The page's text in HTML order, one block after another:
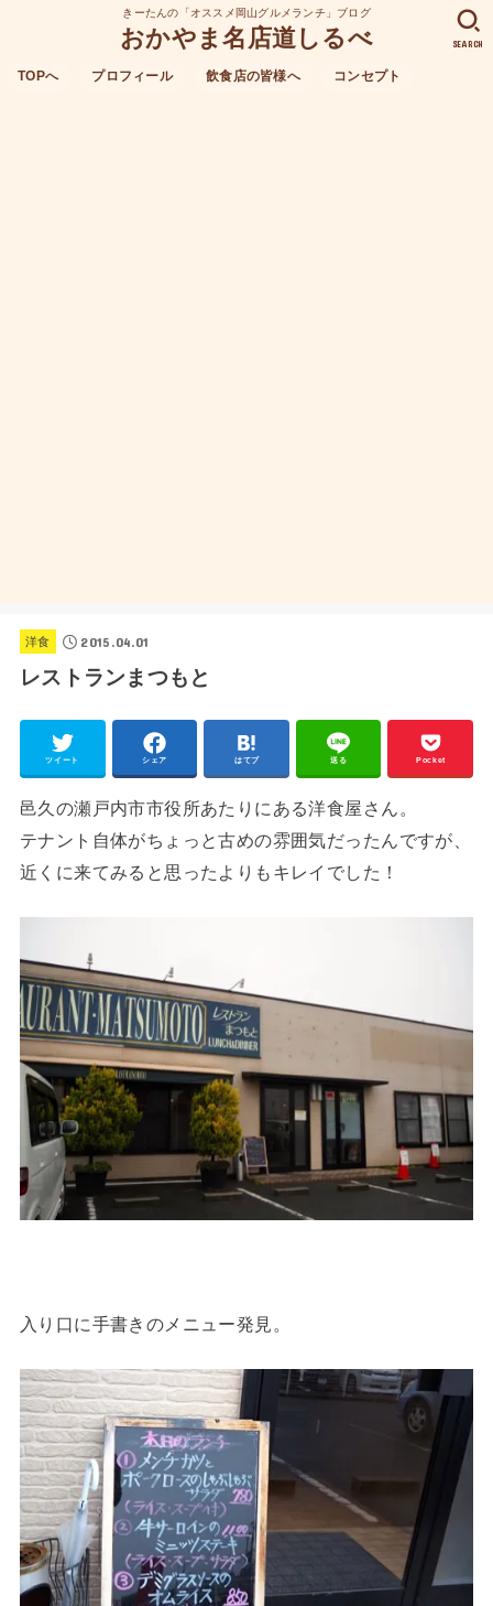
きーたんの「オススメ岡山グルメランチ」ブログ
おかやま名店道しるべ
TOPへ プロフィール 飲食店の皆様へ コンセプト
SEARCH
洋食 2015.04.01
レストランまつもと
ツイート シェア はてブ 送る Pocket
邑久の瀬戸内市市役所あたりにある洋食屋さん。
テナント自体がちょっと古めの雰囲気だったんですが、
近くに来てみると思ったよりもキレイでした！
入り口に手書きのメニュー発見。